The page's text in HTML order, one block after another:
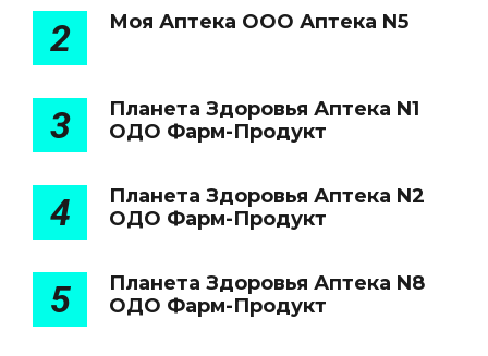
2 Моя Аптека ООО Аптека N5
3
Планета Здоровья Аптека N1
ОДО Фарм-Продукт
4
Планета Здоровья Аптека N2
ОДО Фарм-Продукт
5
Планета Здоровья Аптека N8
ОДО Фарм-Продукт